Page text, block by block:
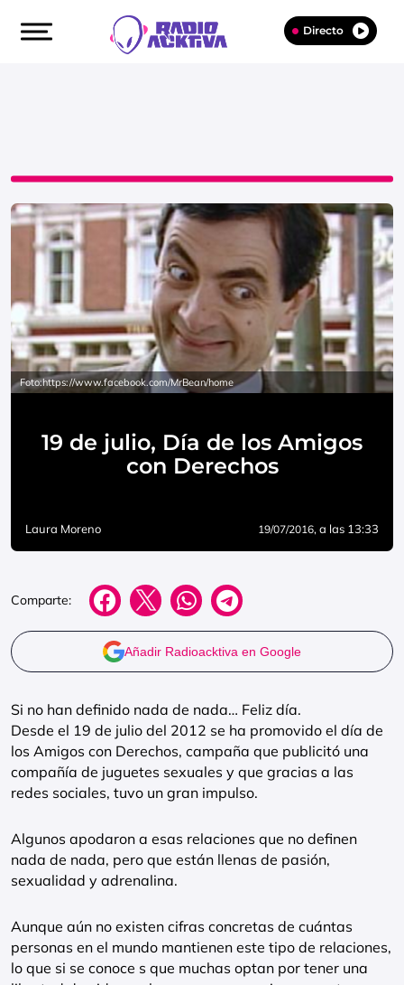
Directo
Foto:https://www.facebook.com/MrBean/home
19 de julio, Día de los Amigos
con Derechos
Laura Moreno 19/07/2016, a las 13:33
Comparte:
Añadir Radioacktiva en Google
Si no han definido nada de nada… Feliz día.
Desde el 19 de julio del 2012 se ha promovido el día de
los Amigos con Derechos, campaña que publicitó una
compañía de juguetes sexuales y que gracias a las
redes sociales, tuvo un gran impulso.
Algunos apodaron a esas relaciones que no definen
nada de nada, pero que están llenas de pasión,
sexualidad y adrenalina.
Aunque aún no existen cifras concretas de cuántas
personas en el mundo mantienen este tipo de relaciones,
lo que si se conoce s que muchas optan por tener una